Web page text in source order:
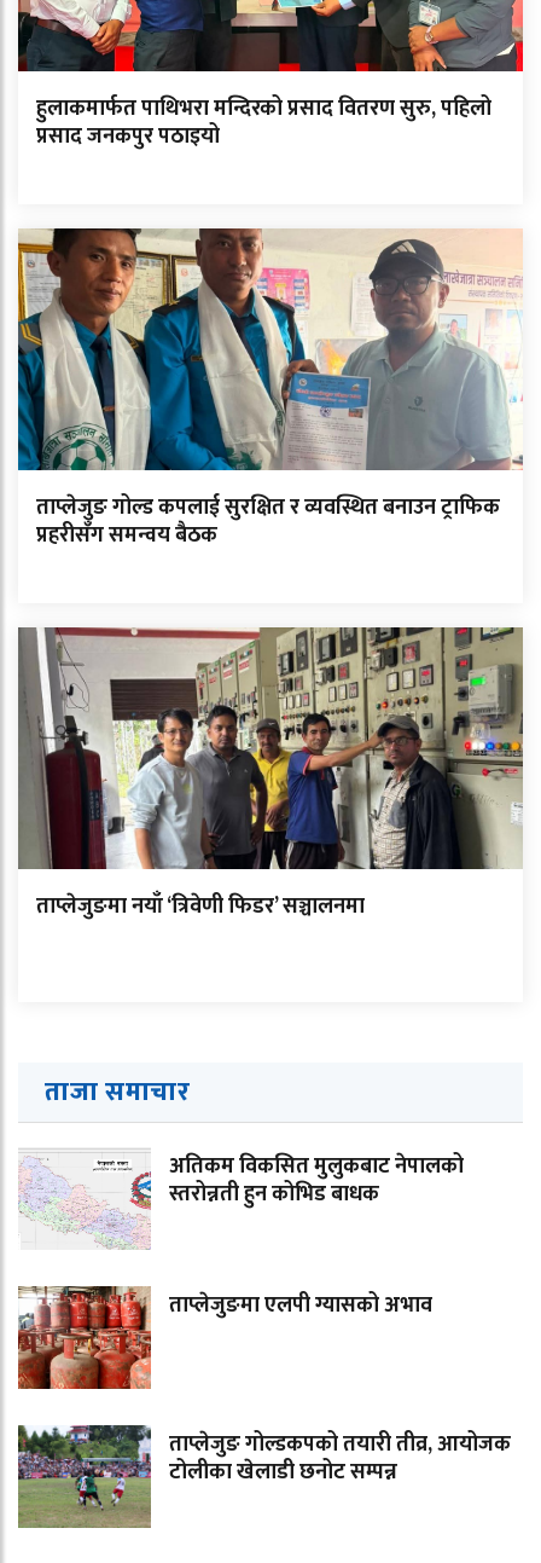
हुलाकमार्फत पाथिभरा मन्दिरको प्रसाद वितरण सुरु, पहिलो
प्रसाद जनकपुर पठाइयो
ताप्लेजुङ गोल्ड कपलाई सुरक्षित र व्यवस्थित बनाउन ट्राफिक
प्रहरीसँग समन्वय बैठक
ताप्लेजुङमा नयाँ ‘त्रिवेणी फिडर’ सञ्चालनमा
ताजा समाचार
अतिकम विकसित मुलुकबाट नेपालको
स्तरोन्नती हुन कोभिड बाधक
ताप्लेजुङमा एलपी ग्यासको अभाव
ताप्लेजुङ गोल्डकपको तयारी तीव्र, आयोजक
टोलीका खेलाडी छनोट सम्पन्न